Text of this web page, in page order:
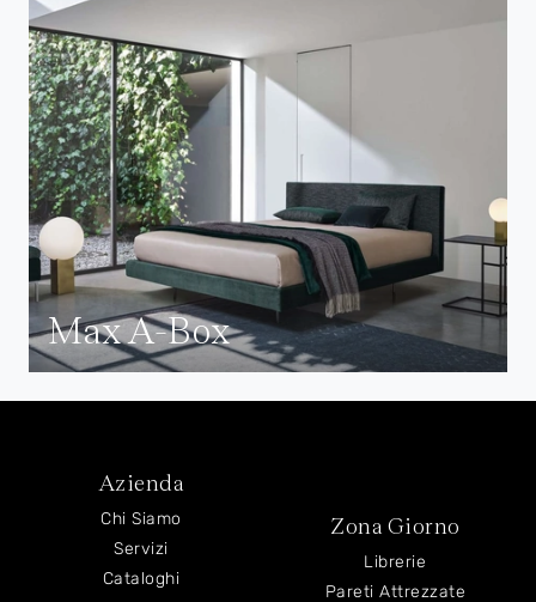
Max A-Box
Azienda
Chi Siamo
Servizi
Cataloghi
Zona Giorno
Librerie
Pareti Attrezzate